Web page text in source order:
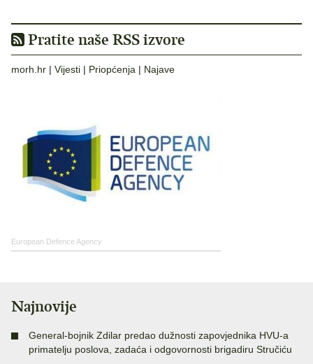
Pratite naše RSS izvore
morh.hr | Vijesti | Priopćenja | Najave
European Defence Agency
Najnovije
General-bojnik Zdilar predao dužnosti zapovjednika HVU-a
primatelju poslova, zadaća i odgovornosti brigadiru Stručiću